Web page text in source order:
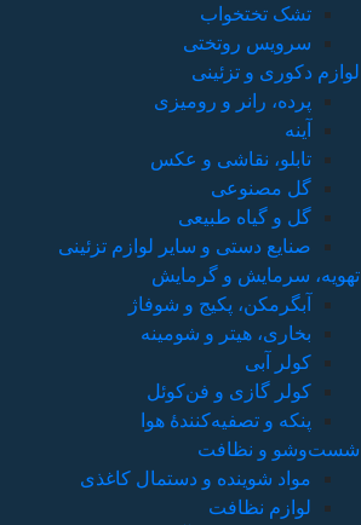
تشک تختخواب
سرویس روتختی
لوازم دکوری و تزئینی
پرده، رانر و رومیزی
آینه
تابلو، نقاشی و عکس
گل مصنوعی
گل و گیاه طبیعی
صنایع دستی و سایر لوازم تزئینی
تهویه، سرمایش و گرمایش
آبگرمکن، پکیج و شوفاژ
بخاری، هیتر و شومینه
کولر آبی
کولر گازی و فن‌کوئل
پنکه و تصفیه‌کنندهٔ هوا
شست‌وشو و نظافت
مواد شوینده و دستمال کاغذی
لوازم نظافت